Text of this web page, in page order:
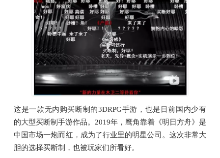
这是一款无内购买断制的3DRPG手游，也是目前国内少有
的大型买断制手游作品。2019年，鹰角靠着《明日方舟》是
中国市场一炮而红，成为了行业里的明星公司。这次非常大
胆的选择买断制，也被玩家们所看好。